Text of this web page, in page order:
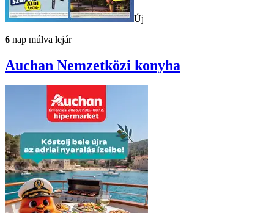
Új
6 nap múlva lejár
Auchan Nemzetközi konyha